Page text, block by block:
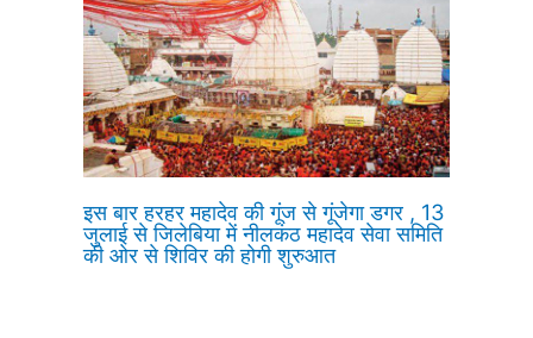
इस बार हरहर महादेव की गूंज से गूंजेगा डगर , 13
जुलाई से जिलेबिया में नीलकंठ महादेव सेवा समिति
की ओर से शिविर की होगी शुरुआत